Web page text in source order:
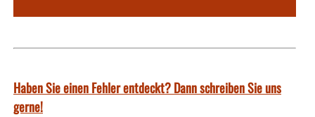
Haben Sie einen Fehler entdeckt? Dann schreiben Sie uns
gerne!